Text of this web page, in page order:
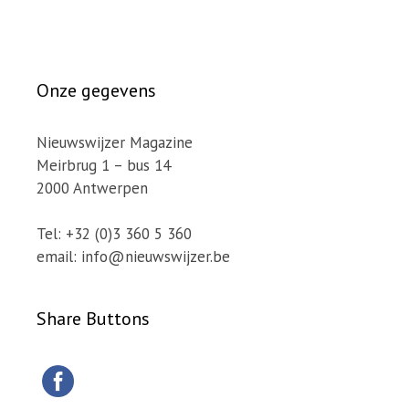
Onze gegevens
Nieuwswijzer Magazine
Meirbrug 1 – bus 14
2000 Antwerpen
Tel: +32 (0)3 360 5 360
email: info@nieuwswijzer.be
Share Buttons